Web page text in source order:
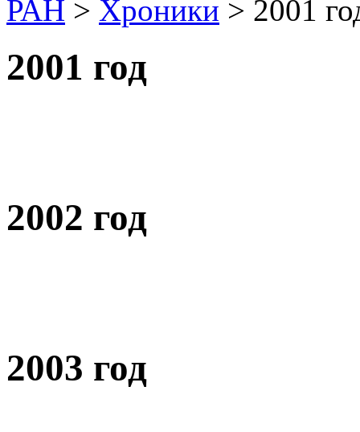
РАН > Хроники > 2001
2001 год
2002 год
2003 год